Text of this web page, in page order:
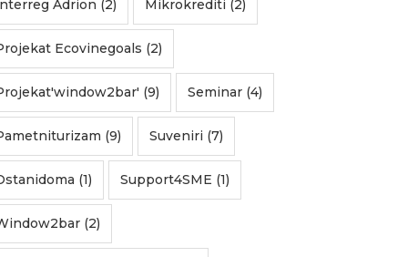
Adrion (2) Mikrokrediti (2)
Ecovinegoals (2)
(9) Seminar (4)
(9) Suveniri (7)
(1) Support4SME (1)
(2)